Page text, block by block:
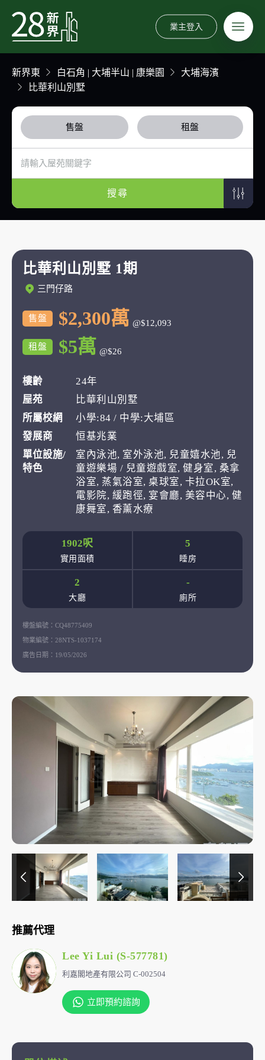
業主登入
新界東 白石角 | 大埔半山 | 康樂園
大埔海濱
比華利山別墅
售盤 租盤
搜尋
比華利山別墅 1期
三門仔路
售盤 $2,300萬 @$12,093
租盤 $5萬 @$26
樓齡
24年
屋苑
比華利山別墅
所屬校網
小學:84 / 中學:大埔區
發展商
恒基兆業
單位設施/
特色
室內泳池, 室外泳池, 兒童嬉水池, 兒
童遊樂場 / 兒童遊戲室, 健身室, 桑拿
浴室, 蒸氣浴室, 桌球室, 卡拉OK室,
電影院, 緩跑徑, 宴會廳, 美容中心, 健
康舞室, 香薰水療
1902呎
實用面積
5
睡房
2
大廳
-
廁所
樓盤編號： CQ48775409
物業編號： 28NTS-1037174
廣告日期： 19/05/2026
推薦代理
Lee Yi Lui (S-577781)
利嘉閣地產有限公司 C-002504
立即預約諮詢